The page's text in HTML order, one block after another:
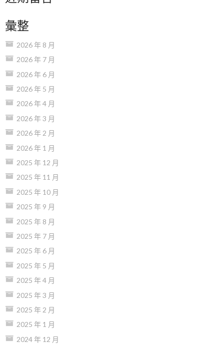
彙整
2026 年 8 月
2026 年 7 月
2026 年 6 月
2026 年 5 月
2026 年 4 月
2026 年 3 月
2026 年 2 月
2026 年 1 月
2025 年 12 月
2025 年 11 月
2025 年 10 月
2025 年 9 月
2025 年 8 月
2025 年 7 月
2025 年 6 月
2025 年 5 月
2025 年 4 月
2025 年 3 月
2025 年 2 月
2025 年 1 月
2024 年 12 月